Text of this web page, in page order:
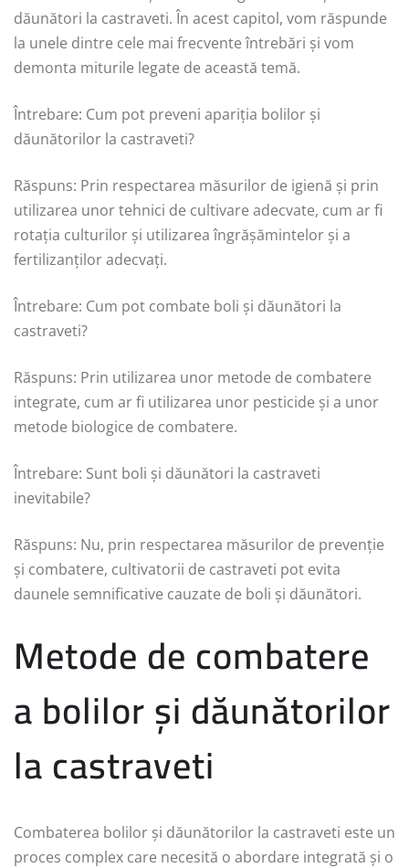
dăunători la castraveti. În acest capitol, vom răspunde
la unele dintre cele mai frecvente întrebări și vom
demonta miturile legate de această temă.
Întrebare: Cum pot preveni apariția bolilor și
dăunătorilor la castraveti?
Răspuns: Prin respectarea măsurilor de igienă și prin
utilizarea unor tehnici de cultivare adecvate, cum ar fi
rotația culturilor și utilizarea îngrășămintelor și a
fertilizanților adecvați.
Întrebare: Cum pot combate boli și dăunători la
castraveti?
Răspuns: Prin utilizarea unor metode de combatere
integrate, cum ar fi utilizarea unor pesticide și a unor
metode biologice de combatere.
Întrebare: Sunt boli și dăunători la castraveti
inevitabile?
Răspuns: Nu, prin respectarea măsurilor de prevenție
și combatere, cultivatorii de castraveti pot evita
daunele semnificative cauzate de boli și dăunători.
Metode de combatere
a bolilor și dăunătorilor
la castraveti
Combaterea bolilor și dăunătorilor la castraveti este un
proces complex care necesită o abordare integrată și o